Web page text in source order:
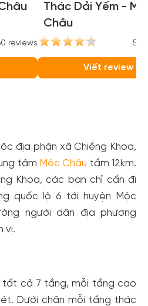
reviews
Thác Dải Yếm -
Châu
Viết review
địa phận xã Chiềng Khoa,
tâm Mộc Châu tầm 12km.
Khoa, các bạn chỉ cần đi
quốc lộ 6 tới huyện Mộc
người dân địa phương
vị.
tất cả 7 tầng, mỗi tầng cao
Dưới chân mỗi tầng thác